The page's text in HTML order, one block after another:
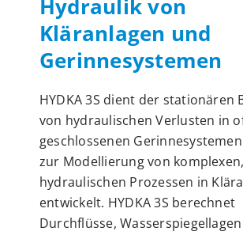
Hydraulik von
Kläranlagen und
Gerinnesystemen
HYDKA 3S dient der stationären
von hydraulischen Verlusten in
geschlossenen
zur Modellierung von komplexen,
hydraulischen Prozessen in
entwickelt. HYDKA 3S berechnet
Durchflüsse, Wasserspiegellagen